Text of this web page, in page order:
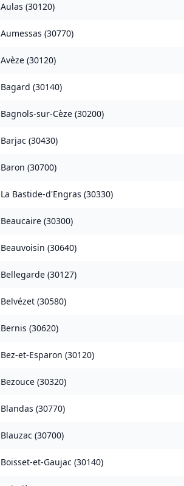
Aulas (30120)
Aumessas (30770)
Avèze (30120)
Bagard (30140)
Bagnols-sur-Cèze (30200)
Barjac (30430)
Baron (30700)
La Bastide-d'Engras (30330)
Beaucaire (30300)
Beauvoisin (30640)
Bellegarde (30127)
Belvézet (30580)
Bernis (30620)
Bez-et-Esparon (30120)
Bezouce (30320)
Blandas (30770)
Blauzac (30700)
Boisset-et-Gaujac (30140)